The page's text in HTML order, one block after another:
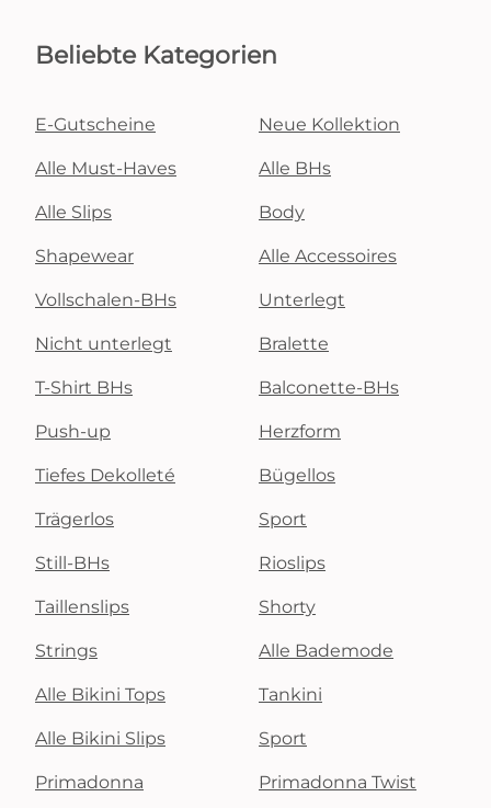
Beliebte Kategorien
E-Gutscheine Neue Kollektion
Alle Must-Haves Alle BHs
Alle Slips Body
Shapewear Alle Accessoires
Vollschalen-BHs Unterlegt
Nicht unterlegt Bralette
T-Shirt BHs Balconette-BHs
Push-up Herzform
Tiefes Dekolleté Bügellos
Trägerlos Sport
Still-BHs Rioslips
Taillenslips Shorty
Strings Alle Bademode
Alle Bikini Tops Tankini
Alle Bikini Slips Sport
Primadonna Primadonna Twist